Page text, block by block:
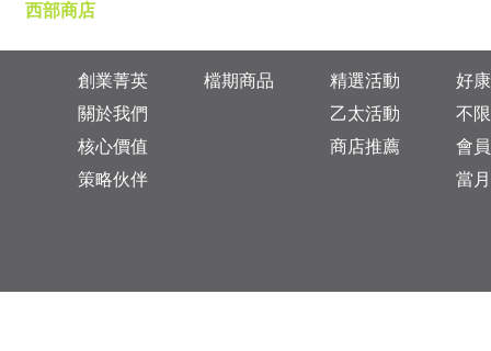
西部商店
創業菁英
關於我們
核心價值
策略伙伴
檔期商品
精選活動
乙太活動
商店推薦
好
不
會
當